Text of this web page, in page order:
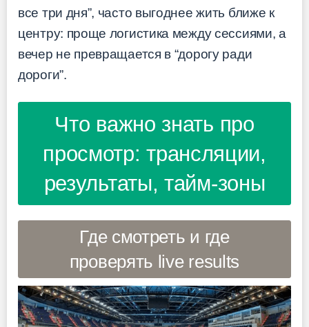
все три дня”, часто выгоднее жить ближе к
центру: проще логистика между сессиями, а
вечер не превращается в “дорогу ради
дороги”.
Что важно знать про
просмотр: трансляции,
результаты, тайм-зоны
Где смотреть и где
проверять live results